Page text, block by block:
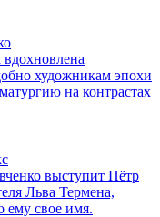
художникам эпохи
на контрастах
выступит Пётр
Льва Термена,
ему свое имя.